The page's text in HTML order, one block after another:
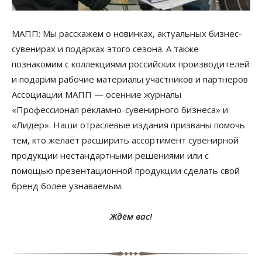
МАПП: Мы расскажем о новинках, актуальных бизнес-
сувенирах и подарках этого сезона. А также
познакомим с коллекциями российских производителей
и подарим рабочие материалы участников и партнёров
Ассоциации МАПП — осенние журналы
«Профессионал рекламно-сувенирного бизнеса» и
«Лидер». Наши отраслевые издания призваны помочь
тем, кто желает расширить ассортимент сувенирной
продукции нестандартными решениями или с
помощью презентационной продукции сделать свой
бренд более узнаваемым.
Ждём вас!